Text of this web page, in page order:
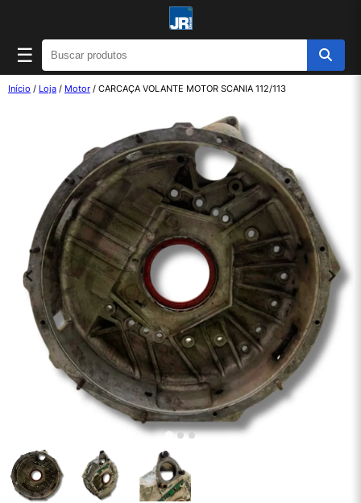
☰
Início / Loja / Motor / CARCAÇA VOLANTE MOTOR SCANIA 112/113